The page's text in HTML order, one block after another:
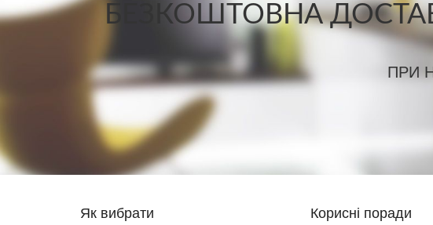
БЕЗКОШТОВНА
ПРИ
Як вибрати Корисні поради